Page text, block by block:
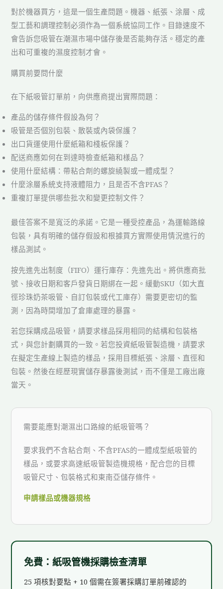
對於機器買方，這是一個生產問題。機器、紙張、涂層、成
型工藝和調理控制必須作為一個系統協同工作。目錄速度不
會告訴您吸管在潮濕市場中儲存後是否能夠存活。穩定的產
出和可重複的濕度控制才會。
購買前要問什麼
在下紙吸管訂單前，向供應商提出實際問題：
產品的儲存條件假設為何？
吸管是否個別包裝、散裝或內袋保護？
出口貨運使用什麼紙箱和棧板保護？
配送商應如何在到達時檢查紙箱和樣品？
使用什麼結構：帶粘合劑的螺旋繞製或一體成型？
什麼涂層系統支持液體阻力，且是否不含PFAS？
重複訂單提供哪些批次和變更控制文件？
最佳答案不是寬泛的承諾。它是一種受控產品，為運輸路線
包裝，具有明確的儲存假設和根據買方實際使用情況進行的
樣品測試。
按先進先出制度（FIFO）運行庫存：先進先出。將供應商批
號、接收日期和客戶發貨日期綁在一起。緩動SKU（如大直
徑珍珠奶茶吸管、自訂包裝或代工庫存）需要更密切的監
測，因為時間增加了倉庫處理的暴露。
若您採購成品吸管，請要求樣品採用相同的結構和包裝格
式，與您計劃購買的一致。若您投資紙吸管製造機，請要求
在擬定生產線上製造的樣品，採用目標紙張、涂層、直徑和
包裝。然後在經歷現實儲存暴露後測試，而不僅是工廠出廠
當天。
需要能應對潮濕出口路線的紙吸管嗎？
要求我們不含粘合劑、不含PFAS的一體成型紙吸管的
樣品，或要求高速紙吸管製造機規格，配合您的目標
吸管尺寸、包裝格式和東南亞儲存條件。
申請樣品或機器規格
免費：紙吸管機採購檢查清單
25 項核對要點 + 10 個需在簽署採購訂單前確認的